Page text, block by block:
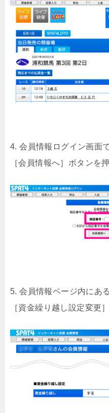
4. 会員情報ログイン画面
［会員情報へ］ボタンを
5. 会員情報ページ内にあ
［資金繰り越し設定変更